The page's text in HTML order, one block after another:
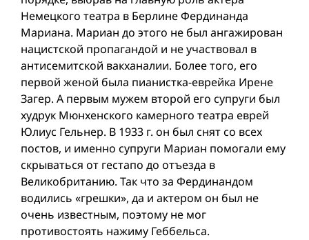
Немецкого театра в Берлине Фердинанда
Мариана. Мариан до этого не был ангажирован
нацистской пропагандой и не участвовал в
антисемитской вакханалии. Более того, его
первой женой была пианистка-еврейка Ирене
Загер. А первым мужем второй его супруги был
худрук Мюнхенского камерного театра еврей
Юлиус Гельнер. В 1933 г. он был снят со всех
постов, и именно супруги Мариан помогали ему
скрываться от гестапо до отъезда в
Великобританию. Так что за Фердинандом
водились «грешки», да и актером он был не
очень известным, поэтому не мог
противостоять нажиму Геббельса.